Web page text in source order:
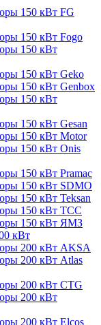
150 кВт FG
150 кВт Fogo
150 кВт
150 кВт Geko
150 кВт Genbox
150 кВт
150 кВт Gesan
150 кВт Motor
150 кВт Onis
150 кВт Pramac
150 кВт SDMO
150 кВт Teksan
150 кВт ТСС
150 кВт ЯМЗ
кВт
200 кВт AKSA
200 кВт Atlas
200 кВт CTG
200 кВт
200 кВт Elcos